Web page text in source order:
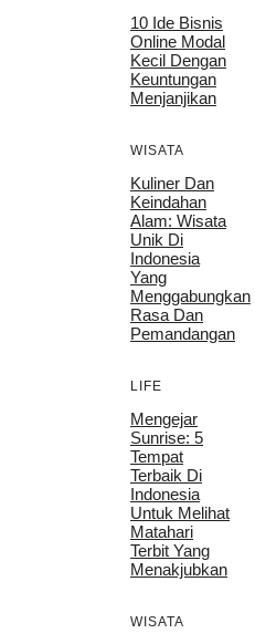
10 Ide Bisnis
Online Modal
Kecil Dengan
Keuntungan
Menjanjikan
WISATA
Kuliner Dan
Keindahan
Alam: Wisata
Unik Di
Indonesia
Yang
Menggabungkan
Rasa Dan
Pemandangan
LIFE
Mengejar
Sunrise: 5
Tempat
Terbaik Di
Indonesia
Untuk Melihat
Matahari
Terbit Yang
Menakjubkan
WISATA